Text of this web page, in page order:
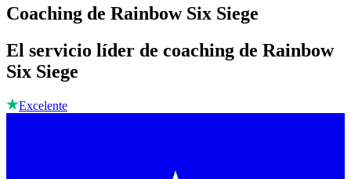
Coaching de Rainbow Six Siege
El servicio líder de coaching de Rainbow
Six Siege
Excelente